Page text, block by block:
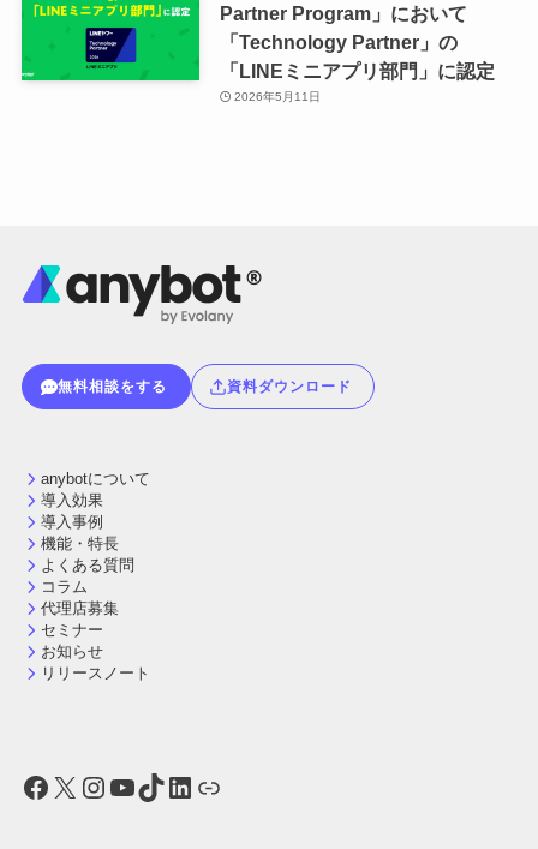
Partner Program」において
「Technology Partner」の
「LINEミニアプリ部門」に認定
2026年5月11日
無料相談をする 資料ダウンロード
anybotについて
導入効果
導入事例
機能・特長
よくある質問
コラム
代理店募集
セミナー
お知らせ
リリースノート
Facebook
X Instagram
YouTube
TikTok
LinkedIn
リンク